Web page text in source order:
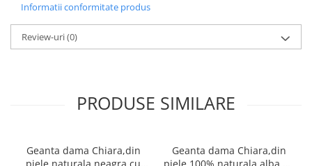
Informatii conformitate produs
Review-uri(0)
PRODUSE SIMILARE
Geanta dama Chiara,din
Geanta dama Chiara,din